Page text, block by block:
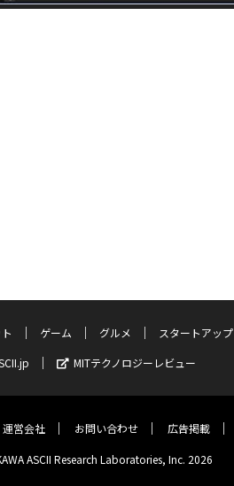
ゲーム グルメ スタートアップ
MITテクノロジーレビュー
運営会社 お問い合わせ 広告掲載
ASCII Research Laboratories, Inc. 2026